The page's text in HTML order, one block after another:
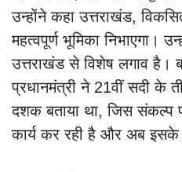
उन्होंने कहा उत्तराखंड,
महत्वपूर्ण भूमिका निभाएगा।
उत्तराखंड से विशेष लगाव है।
प्रधानमंत्री ने 21वीं सदी के
दशक बताया था, जिस संकल्प
कार्य कर रही है और अब इसके